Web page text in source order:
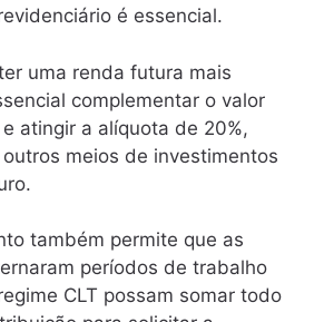
é essencial.
uma renda futura mais
complementar o valor
atingir a alíquota de 20%,
meios de investimentos
também permite que as
períodos de trabalho
CLT possam somar todo